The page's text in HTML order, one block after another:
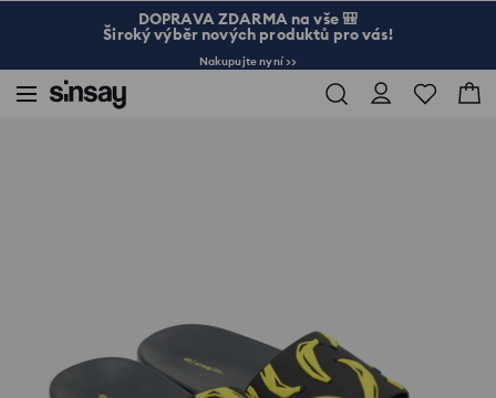
DOPRAVA ZDARMA na vše 🎒
Široký výběr nových produktů pro vás!
Nakupujte nyní >>